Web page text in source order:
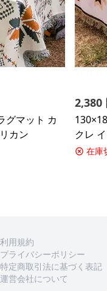
グマット カ
カン
2,380
クレ
在庫
利用規約
プライバシーポリシー
特定商取引法に基づく表記
運営会社について